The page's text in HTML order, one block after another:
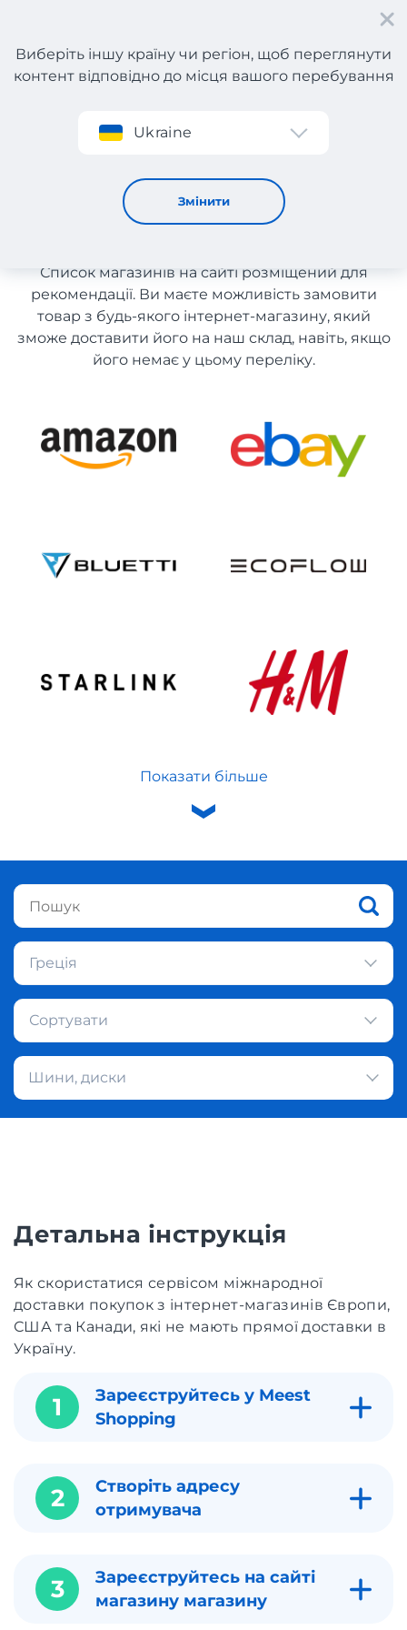
Реєстрація
Виберіть іншу країну чи регіон, щоб переглянути
контент відповідно до місця вашого перебування
Ukraine
Змінити
Шини, диски з Греції з доставкою в Україну
Шини, диски з Греції з
доставкою в Україну
Список магазинів на сайті розміщений для
рекомендації. Ви маєте можливість замовити
товар з будь-якого інтернет-магазину, який
зможе доставити його на наш склад, навіть, якщо
його немає у цьому переліку.
Показати більше
Греція
Сортувати
Шини, диски
Детальна інструкція
Як скористатися сервісом міжнародної
доставки покупок з інтернет-магазинів Європи,
США та Канади, які не мають прямої доставки в
Україну.
1
Зареєструйтесь у Meest
Shopping
2
Створіть адресу
отримувача
3
Зареєструйтесь на сайті
магазину магазину